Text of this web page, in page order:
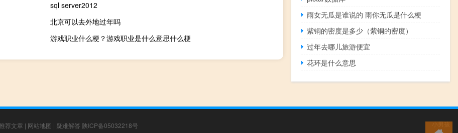
sql server2012
北京可以去外地过年吗
游戏职业什么梗？游戏职业是什么意思什么梗
雨女无瓜是谁说的 雨你无瓜是什么梗
紫铜的密度是多少（紫铜的密度）
过年去哪儿旅游便宜
花环是什么意思
荐文章 | 网站地图 | 疑难解答 陕ICP备05032218号 小男孩